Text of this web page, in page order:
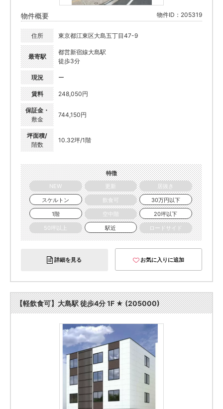
物件概要 物件ID：205319
住所 東京都江東区大島五丁目47-9
最寄駅
都営新宿線大島駅
徒歩3分
現況 ー
賃料 248,050円
保証金・
敷金
744,150円
坪面積/
階数
10.32坪/1階
特徴
NEW
更新
居抜き
スケルトン
飲食可
30万円以下
1階
空中階
20坪以下
50坪以上
駅近 ロードサイド
詳細を見る お気に入りに追加
【軽飲食可】大島駅 徒歩4分 1F ★ (205000)